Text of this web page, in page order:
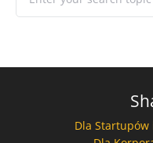
Dla Startupów